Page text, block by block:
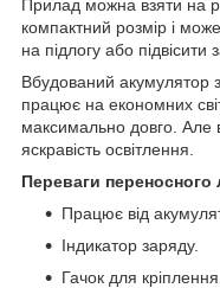
Прилад можна взяти на
компактний розмір і
на підлогу або підвісити
Вбудований акумулятор
працює на економних
максимально довго. Але
яскравість освітлення.
Переваги переносного
Працює від
Індикатор заряду.
Гачок для кріплення.